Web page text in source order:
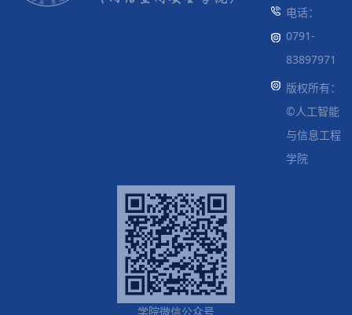
电话：
0791-
83897971
版权所有：
©人工智能
与信息工程
学院
学院微信公众号